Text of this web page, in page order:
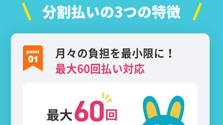
分割払いの3つの特徴
月々の負担を最小限に！
最大60回払い対応